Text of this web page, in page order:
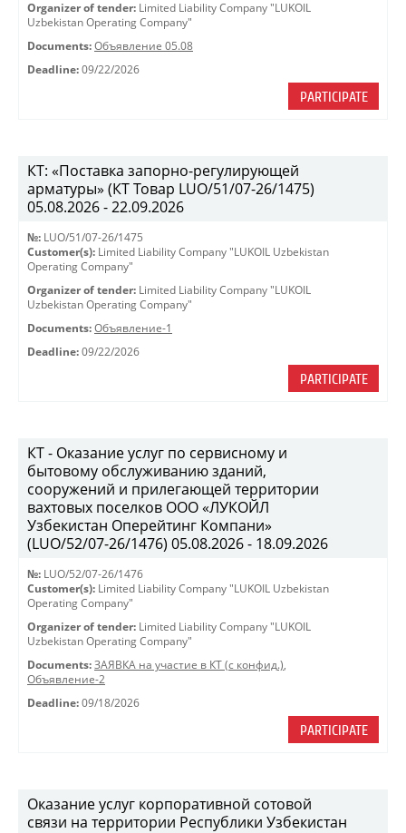
Organizer of tender: Limited Liability Company "LUKOIL
Uzbekistan Operating Company"
Documents: Объявление 05.08
Deadline: 09/22/2026
PARTICIPATE
КТ: «Поставка запорно-регулирующей
арматуры» (КТ Товар LUO/51/07-26/1475)
05.08.2026 - 22.09.2026
№: LUO/51/07-26/1475
Customer(s): Limited Liability Company "LUKOIL Uzbekistan
Operating Company"
Organizer of tender: Limited Liability Company "LUKOIL
Uzbekistan Operating Company"
Documents: Объявление-1
Deadline: 09/22/2026
PARTICIPATE
КТ - Оказание услуг по сервисному и
бытовому обслуживанию зданий,
сооружений и прилегающей территории
вахтовых поселков ООО «ЛУКОЙЛ
Узбекистан Оперейтинг Компани»
(LUO/52/07-26/1476) 05.08.2026 - 18.09.2026
№: LUO/52/07-26/1476
Customer(s): Limited Liability Company "LUKOIL Uzbekistan
Operating Company"
Organizer of tender: Limited Liability Company "LUKOIL
Uzbekistan Operating Company"
Documents: ЗАЯВКА на участие в КТ (с конфид.),
Объявление-2
Deadline: 09/18/2026
PARTICIPATE
Оказание услуг корпоративной сотовой
связи на территории Республики Узбекистан